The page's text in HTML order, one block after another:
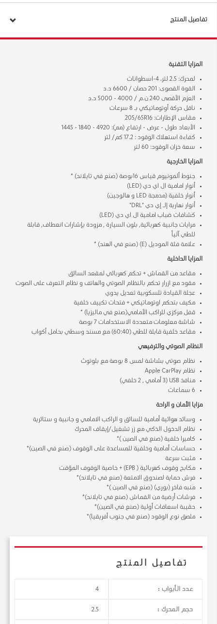
تفاصيل المنتج
المزايا التقنية
لمحرك: 2.5 لتر، 4-اسطوانات
القوة القصوى: 201 حصان / 6600 د.د
العزم الأقصى 240 ن.م / 4000 - 5000 د.د
ناقل حركة أوتوماتيكي بـ 8 سرعات
مقاس الإطارات: 205/65R16
الأبعاد طول - عرض - ارتفاع (مم): 4920 - 1840 - 1445
كفاءة استهلاك الوقود : 17.2 كم/ لتر
سعة خزان الوقود: 60 لتر
المزايا الخارجية
جنوط ألمونيوم قياس 16بوصة (صنع في تايلاند) *
أنوار امامية ال اي دي (LED)
أنوار خلفية (مدمجة LED و هالوجين)
أنوار نهارية إلـ إي دي "DRL"
كشافات ضباب امامية ال اي دي (LED)
مرايات جانبية كهربائية, بلون السيارة , مزودة بإشارات انعطاف, قابلة
للطي آلياً
علامة فئة الموديل (E) (صنع في الهند) *
المزايا الداخلية
مقاعد من القماش + تحكم كهربائي لمقعد السائق
مقود مع ازرار تحكم بالنظام الصوتي والهاتف و نظام التعرف على الصوت
عجلة القيادة تلسكوبية تعديل يدوي
مكيف بتحكم اوتوماتيكي + فتحات تكييف خلفية
قفل مركزي للراكب الأمامي(صنع في ماليزيا) *
شاشة معلومات متعددة الاستخدامات 7 بوصة
مقاعد خلفية قابلة للطي (60:40) مع مسند وسطي بحامل أكواب
النظام الصوتي والترفيهي
نظام صوتي بشاشة لمس 8 بوصة مع بلوتوث
نظام Apple CarPlay
منافذ USB (3 أمامي , 2 خلفي)
6 سماعات
مزايا الأمان و الراحة
وسائد هوائية أمامية للسائق و الراكب الامامي و جانبية و ستائرية
نظام الدخول الذكي مع زر تشغيل/إيقاف المحرك
كاميرا خلفية (صنع في الصين )*
حساسات أمامية وخلفية للمساعدة على الوقوف (صنع في الصين)*
مثبت سرعة
مكابح وقوف كهربائية ( EPB) + خاصية الوقوف المؤقت
فرش حماية لصندوق الامتعة (صنع في تايلاند)*
منبه فاخر (بوري) (صنع في الصين )*
فرشات أرضية من القماش (صنع في تايلاند)*
حقيبة اسعافات أولية (صنع في الصين)*
ملصق نوع الوقود (صنع في جنوب أفريقيا)*
تفاصيل المنتج
عدد الأبواب : 4
حجم المحرك : 2.5